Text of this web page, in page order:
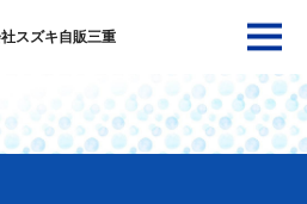
スズキ自販三重